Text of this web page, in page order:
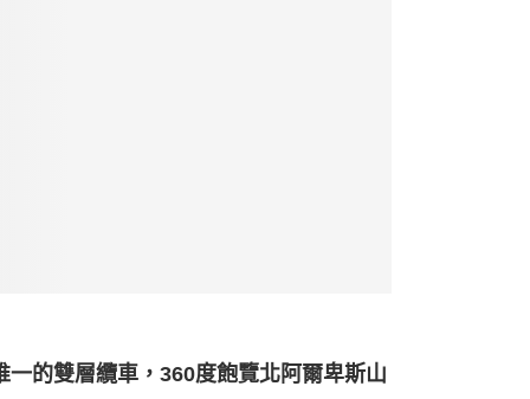
的雙層纜車，360度飽覽北阿爾卑斯山